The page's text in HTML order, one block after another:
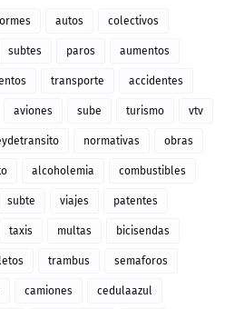
autos colectivos
subtes paros aumentos
transporte accidentes
aviones sube turismo vtv
normativas obras
alcoholemia combustibles
subte viajes patentes
taxis multas bicisendas
trambus semaforos
camiones cedulaazul